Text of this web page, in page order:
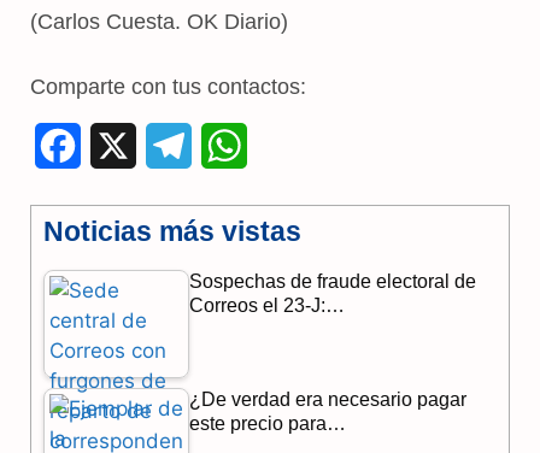
(Carlos Cuesta. OK Diario)
Comparte con tus contactos:
c
e
b
o
o
l
e
a
a
t
p
Noticias más vistas
Sospechas de fraude electoral de
Correos el 23-J:…
¿De verdad era necesario pagar
este precio para…